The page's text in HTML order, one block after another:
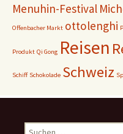
Menuhin-Festival
Offenbacher Markt ottolenghi
Produkt Qi Gong Reisen
Schiff Schokolade Schweiz
Suchen